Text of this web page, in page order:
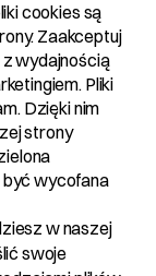
zysku netto
cookies są
Zaakceptuj
wydajnością
Pliki
Dzięki nim
strony
wycofana
w naszej
swoje